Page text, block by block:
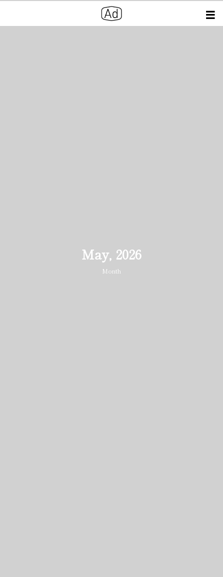
May, 2026
Month